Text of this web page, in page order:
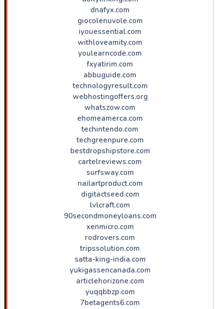
dnafyx.com
giocolenuvole.com
iyouessential.com
withloveamity.com
youlearncode.com
fxyatirim.com
abbuguide.com
technologyresult.com
webhostingoffers.org
whatszow.com
ehomeamerca.com
techintendo.com
techgreenpure.com
bestdropshipstore.com
cartelreviews.com
surfsway.com
nailartproduct.com
digitactseed.com
lvlcraft.com
90secondmoneyloans.com
xenmicro.com
rodrovers.com
tripssolution.com
satta-king-india.com
yukigassencanada.com
articlehorizone.com
yuqqbbzp.com
7betagents6.com